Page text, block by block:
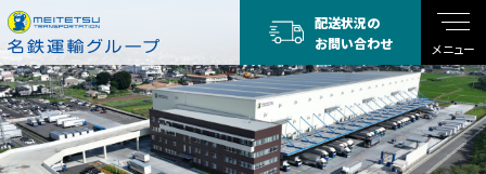
メニュー
配送状況の
お問い合わせ